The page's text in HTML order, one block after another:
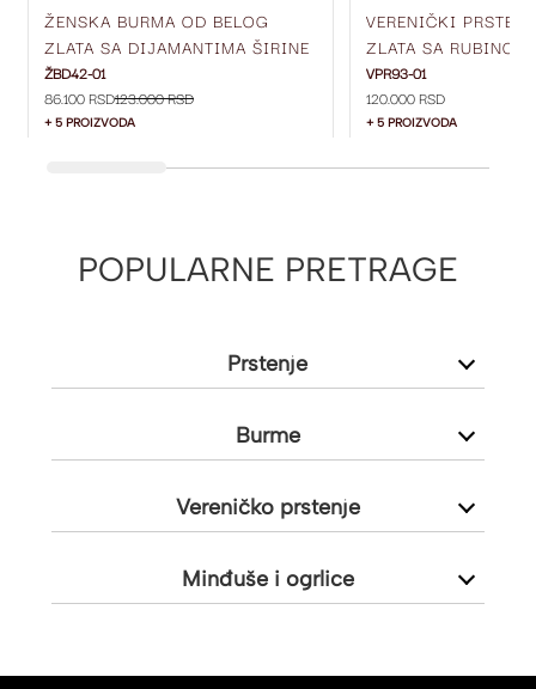
ŽENSKA BURMA OD BELOG
ZLATA SA DIJAMANTIMA ŠIRINE
5 MM ŽBD42-01
ŽBD42-01
86.100 RSD123.000 RSD
+ 5 PROIZVODA
VERENIČKI PRSTEN
ZLATA SA
DIJAMANTIMA SA
VPR93-01
VPR93-01
120.000 RSD
+ 5 PROIZVODA
POPULARNE PRETRAGE
Prstenje
Burme
Vereničko prstenje
Minđuše i ogrlice